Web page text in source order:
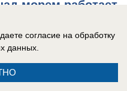
морем работает
хочет напугать
согласие на обработку
данных.